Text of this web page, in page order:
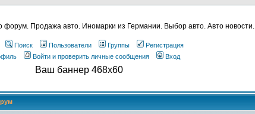
форум. Продажа авто. Иномарки из Германии. Выбор авто. Авто новости.
Поиск Пользователи Группы
Регистрация
Войти и проверить личные сообщения Вход
Ваш баннер 468x60